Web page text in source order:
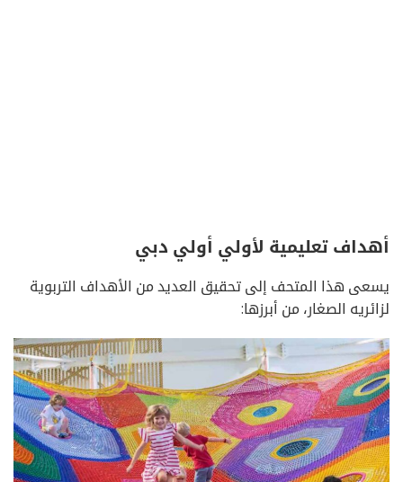
أهداف تعليمية لأولي أولي دبي
يسعى هذا المتحف إلى تحقيق العديد من الأهداف التربوية
لزائريه الصغار، من أبرزها: